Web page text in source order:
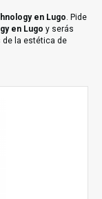
en Lugo. Pide
en Lugo y serás
de la estética de